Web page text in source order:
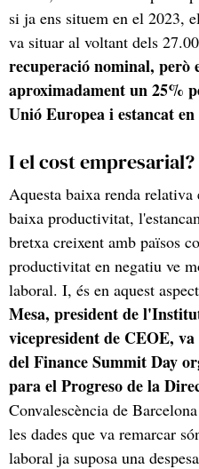
si ja ens situem en el 2023,
va situar al voltant dels
recuperació nominal, però
aproximadament un 25%
Unió Europea i estancat
I el cost empresarial?
Aquesta baixa renda
baixa productivitat,
bretxa creixent amb països
productivitat en negatiu ve
laboral. I, és en aquest
Mesa, president de
vicepresident de CEOE,
del Finance Summit Day
para el Progreso de la
Convalescència de
les dades que va remarcar
laboral ja suposa una